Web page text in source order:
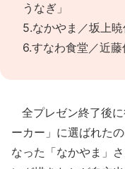
うなぎ」
5.なかやま／坂上暁
6.すなわ食堂／近藤
全プレゼン終了後
ーカー」に選ばれた
なった「なかやま」